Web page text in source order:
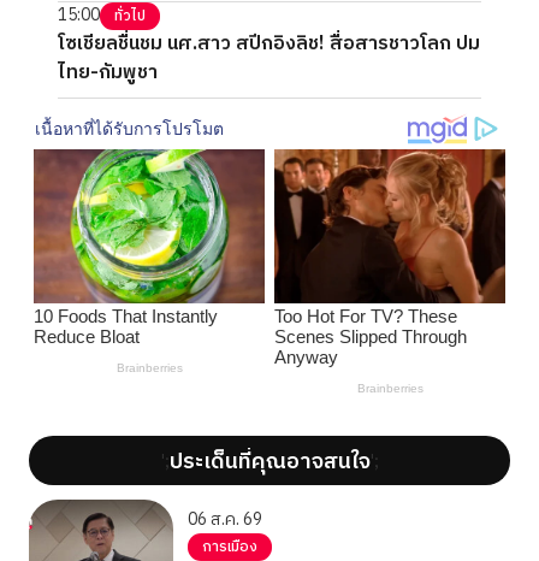
15:00 ทั่วไป
โซเชียลชื่นชม นศ.สาว สปีกอิงลิช! สื่อสารชาวโลก ปม
ไทย-กัมพูชา
';ประเด็นที่คุณอาจสนใจ';
06 ส.ค. 69
การเมือง